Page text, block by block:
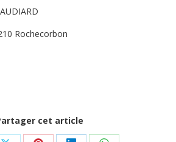
Rochecorbon
cet article